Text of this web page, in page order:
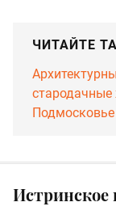
ЧИТАЙТЕ
Подмосковье
Истринское